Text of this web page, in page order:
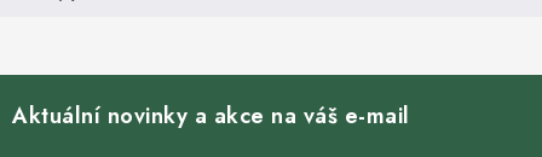
Aktuální novinky a akce na váš e-mail